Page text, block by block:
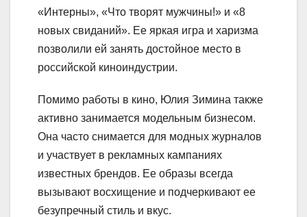
«Интерны», «Что творят мужчины!» и «8
новых свиданий». Ее яркая игра и харизма
позволили ей занять достойное место в
российской киноиндустрии.
Помимо работы в кино, Юлия Зимина также
активно занимается модельным бизнесом.
Она часто снимается для модных журналов
и участвует в рекламных кампаниях
известных брендов. Ее образы всегда
вызывают восхищение и подчеркивают ее
безупречный стиль и вкус.